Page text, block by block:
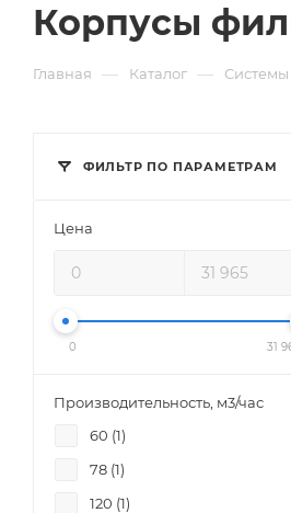
Корпусы
Главная — Каталог — Системы
ФИЛЬТР ПО ПАРАМЕТРАМ
Цена
0 31
Производительность, м3/час
60 (1)
78 (1)
120 (1)